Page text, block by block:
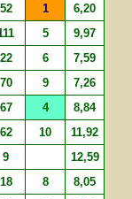
52 1 6,20
5 9,97
22 6 7,59
70 9 7,26
67 4 8,84
62 10 11,92
9 12,59
18 8 8,05